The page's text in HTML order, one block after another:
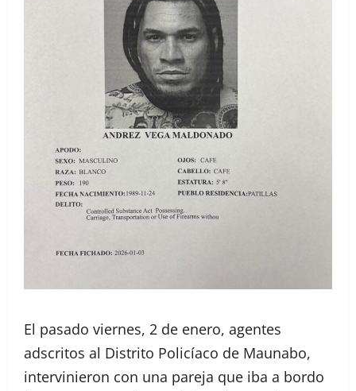
El pasado viernes, 2 de enero, agentes
adscritos al Distrito Policíaco de Maunabo,
intervinieron con una pareja que iba a bordo